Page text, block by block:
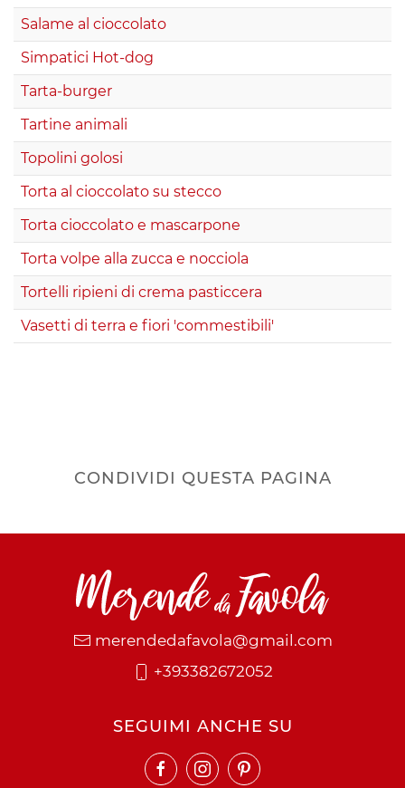
Salame al cioccolato
Simpatici Hot-dog
Tarta-burger
Tartine animali
Topolini golosi
Torta al cioccolato su stecco
Torta cioccolato e mascarpone
Torta volpe alla zucca e nocciola
Tortelli ripieni di crema pasticcera
Vasetti di terra e fiori 'commestibili'
CONDIVIDI QUESTA PAGINA
merendedafavola@gmail.com
+393382672052
SEGUIMI ANCHE SU